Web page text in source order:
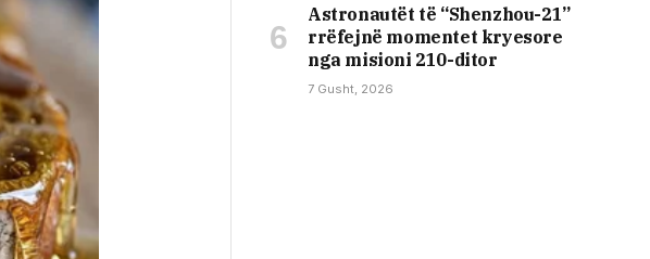
Astronautët të “Shenzhou-21”
rrëfejnë momentet kryesore
nga misioni 210-ditor
7 Gusht, 2026